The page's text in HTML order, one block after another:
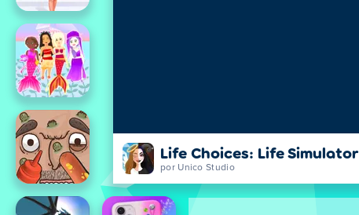
Life Choices: Life Simulator
por Unico Studio